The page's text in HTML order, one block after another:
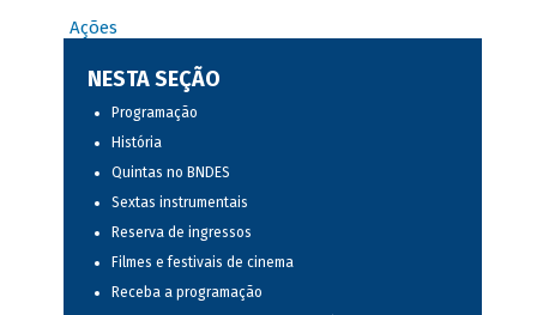
Ações
NESTA SEÇÃO
Programação
História
Quintas no BNDES
Sextas instrumentais
Reserva de ingressos
Filmes e festivais de cinema
Receba a programação